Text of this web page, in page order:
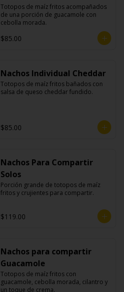
Totopos de maíz fritos acompañados
de una porción de guacamole con
cebolla morada.
$85.00
Nachos Individual Cheddar
Totopos de maíz fritos bañados con
salsa de queso cheddar fundido.
$85.00
Nachos Para Compartir
Solos
Porción grande de totopos de maíz
fritos y crujientes para compartir.
$119.00
Nachos para compartir
Guacamole
Totopos de maíz fritos con
guacamole, cebolla morada, cilantro y
un toque de crema.